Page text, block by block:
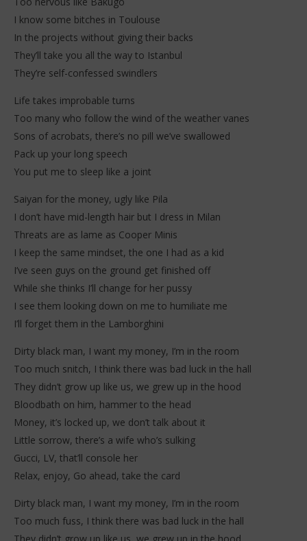
I know some bitches in Toulouse
In the projects without giving their backs
They’ll take you all the way to Istanbul
They’re self-confessed swindlers
Life takes improbable turns
Too many who follow the wind of the weather vanes
Sons of acrobats, there’s no pill we’ve swallowed
Pack up your long speech
You put me to sleep like a joint
Saiyan for the money, ugly like Pila
I don’t have mid-length hair but I dress in Milan
Threats are as lame as Cooper Minis
I keep the same mindset, the one I had as a kid
I’ve seen guys on the ground get finished off
While she thinks I’ll change for her pussy
I see them looking down on me to humiliate me
I’ll forget them in the Lamborghini
Dirty black man, I want my money, I’m in the room
Too much snitch, I think there was bad luck in the hall
They didn’t grow up like us, we grew up in the hood
Bloodbath on him, hammer to the head
Money, it’s locked up, we don’t talk about it
Little sorrow, there’s a wife who’s sulking
Gucci, LV, that’ll console her
Relax, enjoy, Go ahead, take the card
Dirty black man, I want my money, I’m in the room
Too much fuss, I think there was bad luck in the hall